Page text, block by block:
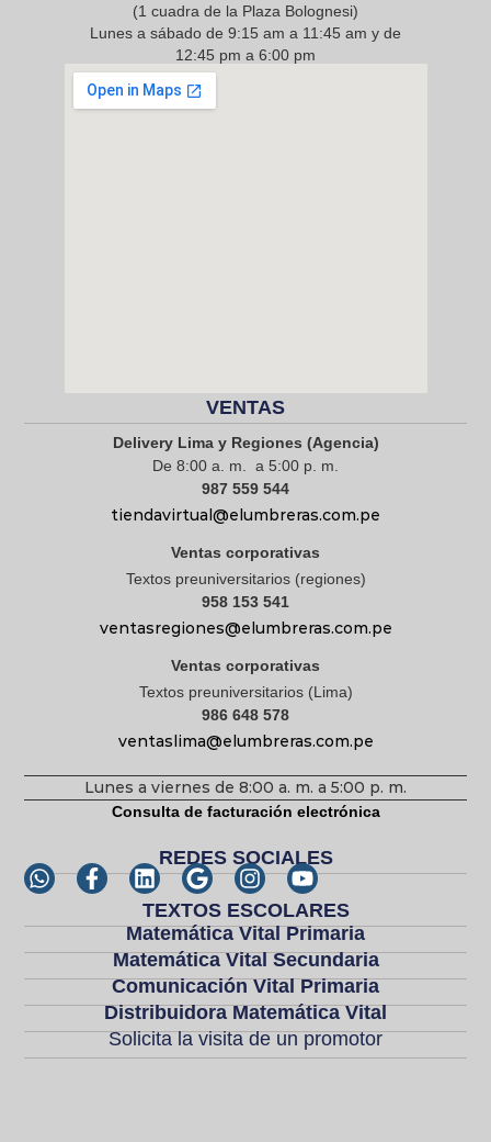
(1 cuadra de la Plaza Bolognesi)
Lunes a sábado de 9:15 am a 11:45 am y de
12:45 pm a 6:00 pm
968 217 912
VENTAS
Delivery Lima y Regiones (Agencia)
De 8:00 a. m. a 5:00 p. m.
987 559 544
tiendavirtual@elumbreras.com.pe
Ventas corporativas
Textos preuniversitarios (regiones)
958 153 541
ventasregiones@elumbreras.com.pe
Ventas corporativas
Textos preuniversitarios (Lima)
986 648 578
ventaslima@elumbreras.com.pe
Lunes a viernes de 8:00 a. m. a 5:00 p. m.
Consulta de facturación electrónica
REDES SOCIALES
TEXTOS ESCOLARES
Matemática Vital Primaria
Matemática Vital Secundaria
Comunicación Vital Primaria
Distribuidora Matemática Vital
Solicita la visita de un promotor